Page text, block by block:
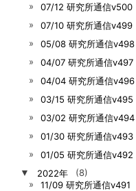
07/12 研究所通信
07/10 研究所通信
05/08 研究所通信
04/07 研究所通信
04/04 研究所通信
03/15 研究所通信
03/02 研究所通信
01/30 研究所通信
01/05 研究所通信v492
▼
2022年
(8)
11/09 研究所通信